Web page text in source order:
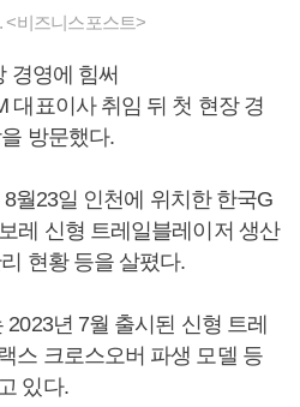
<비즈니스포스트>
경영에 힘써
대표이사 취임 뒤 첫 현장 경
방문했다.
월23일 인천에 위치한 한국G
레 신형 트레일블레이저 생산
현황 등을 살폈다.
년 7월 출시된 신형 트레
스 크로스오버 파생 모델 등
있다.